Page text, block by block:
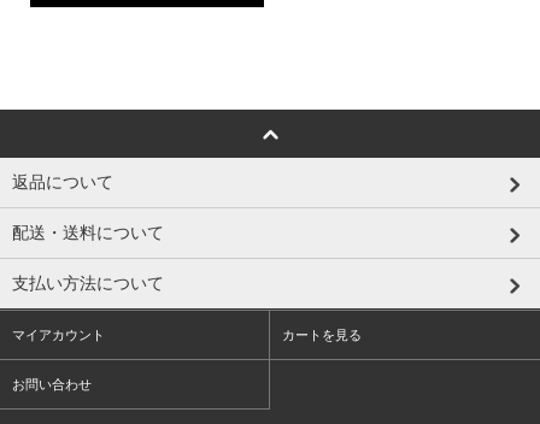
返品について
配送・送料について
支払い方法について
マイアカウント カートを見る
お問い合わせ